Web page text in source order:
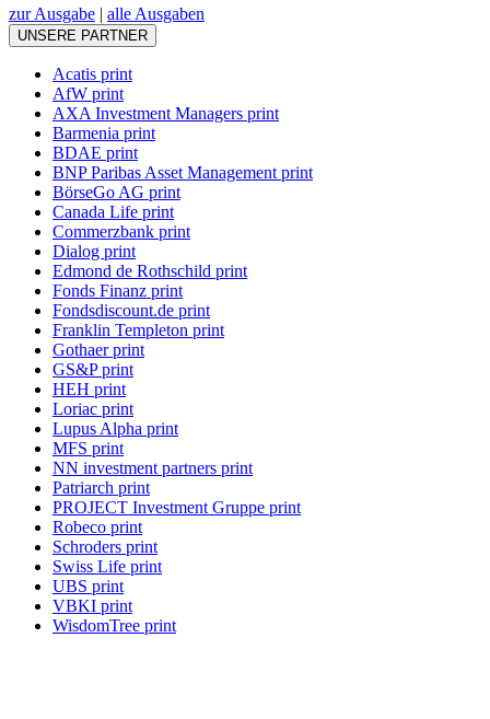
zur Ausgabe | alle Ausgaben
UNSERE PARTNER
Acatis print
AfW print
AXA Investment Managers print
Barmenia print
BDAE print
BNP Paribas Asset Management print
BörseGo AG print
Canada Life print
Commerzbank print
Dialog print
Edmond de Rothschild print
Fonds Finanz print
Fondsdiscount.de print
Franklin Templeton print
Gothaer print
GS&P print
HEH print
Loriac print
Lupus Alpha print
MFS print
NN investment partners print
Patriarch print
PROJECT Investment Gruppe print
Robeco print
Schroders print
Swiss Life print
UBS print
VBKI print
WisdomTree print